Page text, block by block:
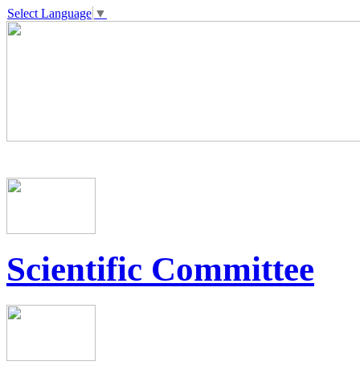
Select Language ▼
Scientific Committee